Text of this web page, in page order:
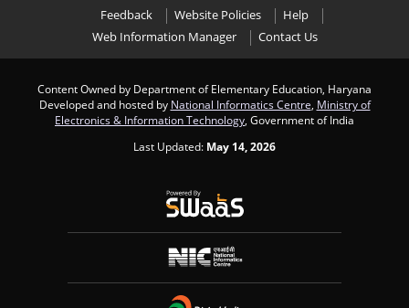
Feedback Website Policies
Help
Web Information Manager
Contact Us
Content Owned by Department of Elementary Education, Haryana
Developed and hosted by National Informatics Centre Ministry of
Electronics & Information Technology , Government of India
Last Updated: May 14, 2026